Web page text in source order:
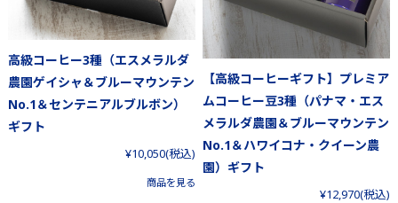
高級コーヒー3種（エスメラルダ
農園ゲイシャ＆ブルーマウンテン
No.1＆センテニアルブルボン）
ギフト
¥10,050(税込)
商品を見る
【高級コーヒーギフト】プレミア
ムコーヒー豆3種（パナマ・エス
メラルダ農園＆ブルーマウンテン
No.1＆ハワイコナ・クイーン農
園）ギフト
¥12,970(税込)